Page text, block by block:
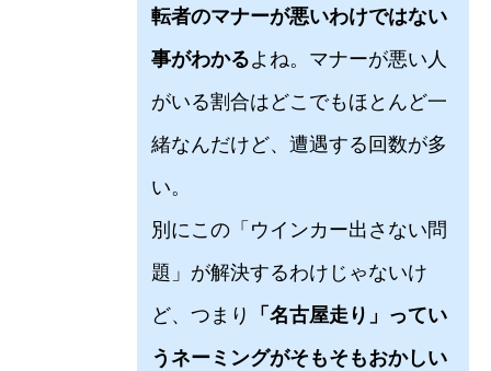
転者のマナーが悪いわけではない
事がわかるよね。マナーが悪い人
がいる割合はどこでもほとんど一
緒なんだけど、遭遇する回数が多
い。
別にこの「ウインカー出さない問
題」が解決するわけじゃないけ
ど、つまり
「名古屋走り」ってい
うネーミングがそもそもおかしい